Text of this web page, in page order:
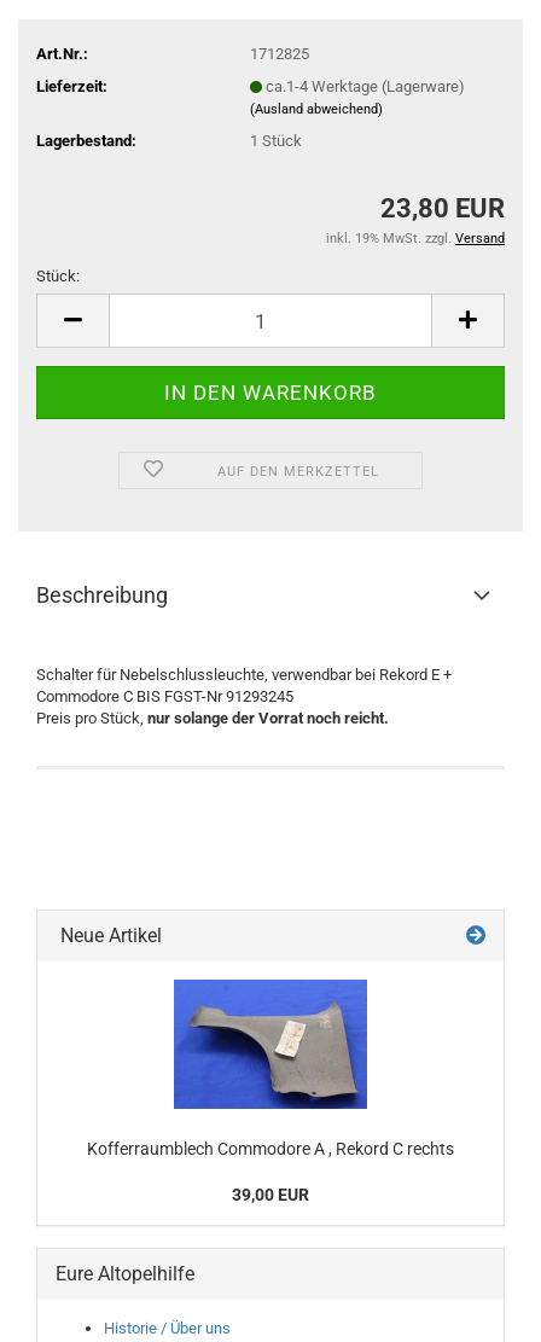
Art.Nr.:
1712825
Lieferzeit:
ca.1-4 Werktage (Lagerware)
(Ausland abweichend)
Lagerbestand: 1 Stück
23,80 EUR
inkl. 19% MwSt. zzgl. Versand
Stück:
AUF DEN MERKZETTEL
Beschreibung
Schalter für Nebelschlussleuchte, verwendbar bei Rekord E +
Commodore C BIS FGST-Nr 91293245
Preis pro Stück, nur solange der Vorrat noch reicht.
Neue Artikel
Kofferraumblech Commodore A , Rekord C rechts
39,00 EUR
Eure Altopelhilfe
Historie / Über uns